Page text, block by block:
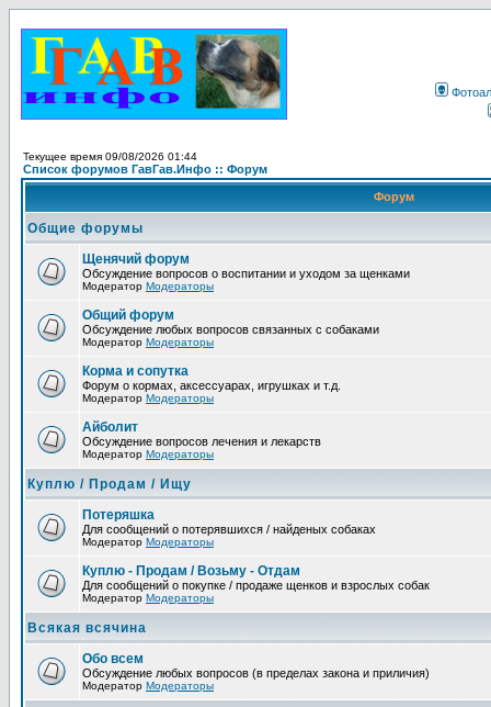
Текущее время 09/08/2026 01:44
Список форумов ГавГав.Инфо :: Форум
Форум
Общие форумы
Щенячий форум
Обсуждение вопросов о воспитании и уходом за щенками
Модератор Модераторы
Общий форум
Обсуждение любых вопросов связанных с собаками
Модератор Модераторы
Корма и сопутка
Форум о кормах, аксессуарах, игрушках и т.д.
Модератор Модераторы
Айболит
Обсуждение вопросов лечения и лекарств
Модератор Модераторы
Куплю / Продам / Ищу
Потеряшка
Для сообщений о потерявшихся / найденых собаках
Модератор Модераторы
Куплю - Продам / Возьму - Отдам
Для сообщений о покупке / продаже щенков и взрослых собак
Модератор Модераторы
Всякая всячина
Обо всем
Обсуждение любых вопросов (в пределах закона и приличия)
Модератор Модераторы